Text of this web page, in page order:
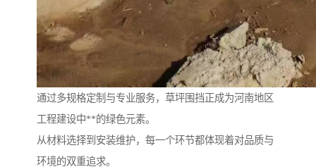
通过多规格定制与专业服务，草坪围挡正成为河南地区
工程建设中**的绿色元素。
从材料选择到安装维护，每一个环节都体现着对品质与
环境的双重追求。